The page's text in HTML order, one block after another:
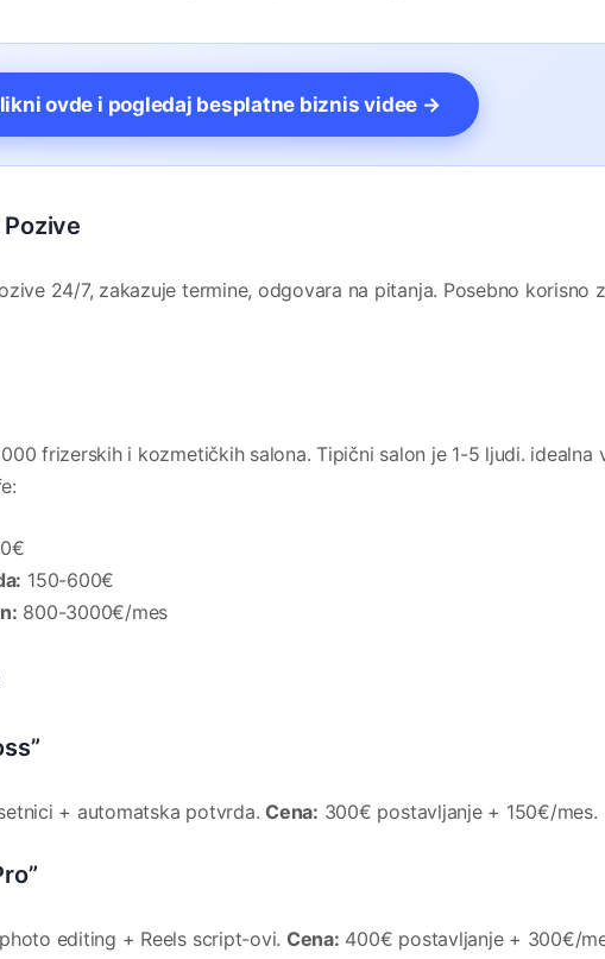
ovde i pogledaj besplatne biznis videe →
Pozive
24/7, zakazuje termine, odgovara na pitanja. Posebno korisno
frizerskih i kozmetičkih salona. Tipični salon je 1-5 ljudi. idealna
150-600€
800-3000€/mes
+ automatska potvrda.Cena: 300€ postavljanje + 150€/mes.
editing + Reels script-ovi. Cena: 400€ postavljanje + 300€/